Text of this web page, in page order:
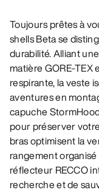
Toujours prêtes à
shells Beta se
durabilité. Alliant
matière GORE-TEX
respirante, la veste
aventures en
capuche
pour préserver
bras optimisent la
rangement organisé
réflecteur RECCO
recherche et de